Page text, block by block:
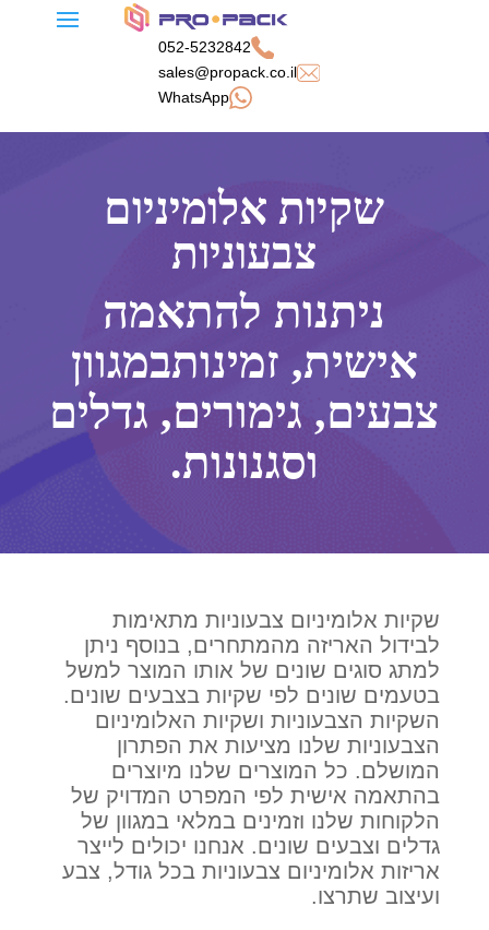
052-5232842
sales@propack.co.il
WhatsApp
שקיות אלומיניום
צבעוניות
ניתנות להתאמה
אישית, זמינותבמגוון
צבעים, גימורים, גדלים
וסגנונות.
שקיות אלומיניום צבעוניות מתאימות
לבידול האריזה מהמתחרים, בנוסף ניתן
למתג סוגים שונים של אותו המוצר למשל
בטעמים שונים לפי שקיות בצבעים שונים.
השקיות הצבעוניות ושקיות האלומיניום
הצבעוניות שלנו מציעות את הפתרון
המושלם. כל המוצרים שלנו מיוצרים
בהתאמה אישית לפי המפרט המדויק של
הלקוחות שלנו וזמינים במלאי במגוון של
גדלים וצבעים שונים. אנחנו יכולים לייצר
אריזות אלומיניום צבעוניות בכל גודל, צבע
ועיצוב שתרצו.